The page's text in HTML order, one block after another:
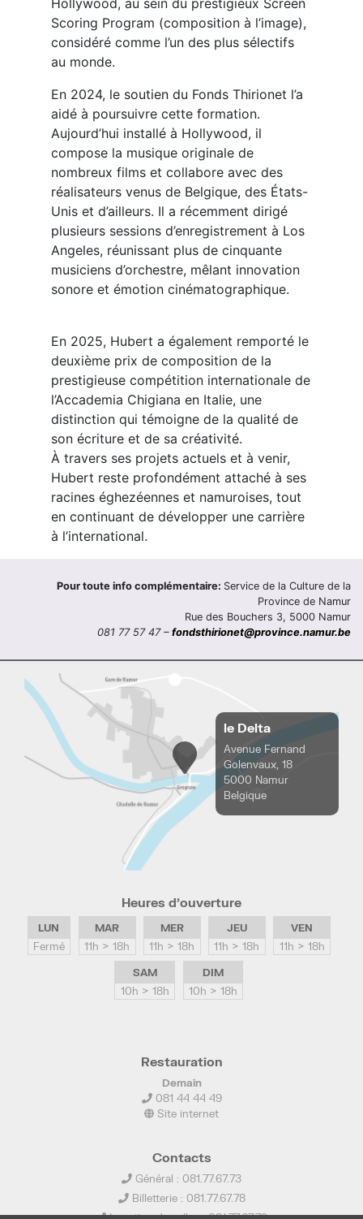
Hollywood, au sein du prestigieux Screen
Scoring Program (composition à l’image),
considéré comme l’un des plus sélectifs
au monde.
En 2024, le soutien du Fonds Thirionet l’a
aidé à poursuivre cette formation.
Aujourd’hui installé à Hollywood, il
compose la musique originale de
nombreux films et collabore avec des
réalisateurs venus de Belgique, des États-
Unis et d’ailleurs. Il a récemment dirigé
plusieurs sessions d’enregistrement à Los
Angeles, réunissant plus de cinquante
musiciens d’orchestre, mêlant innovation
sonore et émotion cinématographique.
En 2025, Hubert a également remporté le
deuxième prix de composition de la
prestigieuse compétition internationale de
l’Accademia Chigiana en Italie, une
distinction qui témoigne de la qualité de
son écriture et de sa créativité.
À travers ses projets actuels et à venir,
Hubert reste profondément attaché à ses
racines éghezéennes et namuroises, tout
en continuant de développer une carrière
à l’international.
Pour toute info complémentaire: Service de la Culture de la
Province de Namur
Rue des Bouchers 3, 5000 Namur
081 77 57 47 – fondsthirionet@province.namur.be
le Delta
Avenue Fernand
Golenvaux, 18
5000 Namur
Belgique
Heures d’ouverture
LUN
Fermé
MAR
11h > 18h
MER
11h > 18h
JEU
11h > 18h
VEN
11h > 18h
SAM
10h > 18h
DIM
10h > 18h
Restauration
Demain
081 44 44 49
Site internet
Contacts
Général : 081.77.67.73
Billetterie : 081.77.67.78